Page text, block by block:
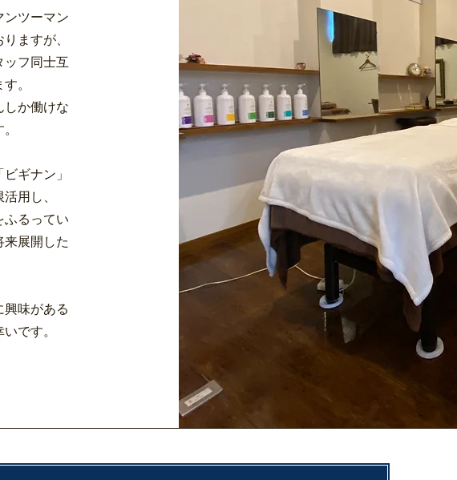
ツーマン
ますが、
フ同士互
。
か働けな
ギナン」
用し、
るってい
展開した
味がある
です。